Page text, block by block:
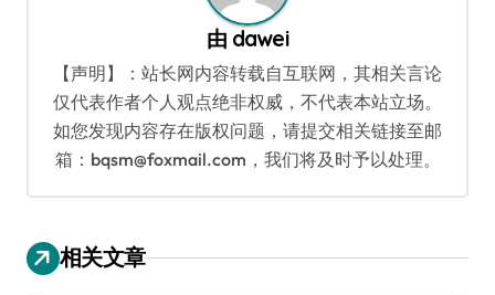
由 dawei
【声明】：站长网内容转载自互联网，其相关言论
仅代表作者个人观点绝非权威，不代表本站立场。
如您发现内容存在版权问题，请提交相关链接至邮
箱：bqsm@foxmail.com，我们将及时予以处理。
相关文章